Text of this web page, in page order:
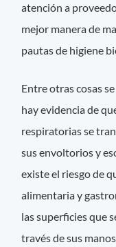
atención a
mejor manera de
pautas de higiene
Entre otras cosas
hay evidencia de
respiratorias se
sus envoltorios y
existe el riesgo de
alimentaria y
las superficies que
través de sus